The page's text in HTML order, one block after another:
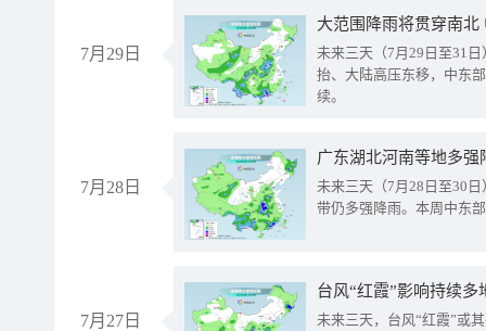
7月29日
大范围降雨将贯穿南
未来三天（7月29日至31
抬、大陆高压东移，中东
续。
7月28日
广东湖北河南等地多
未来三天（7月28日至30
带仍多强降雨。本周中东
7月27日
台风“红霞”影响持续
未来三天，台风“红霞”或